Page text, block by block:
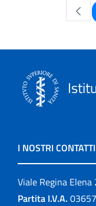
I NOSTRI CONTATTI
Viale Regina
Partita I.V.A.